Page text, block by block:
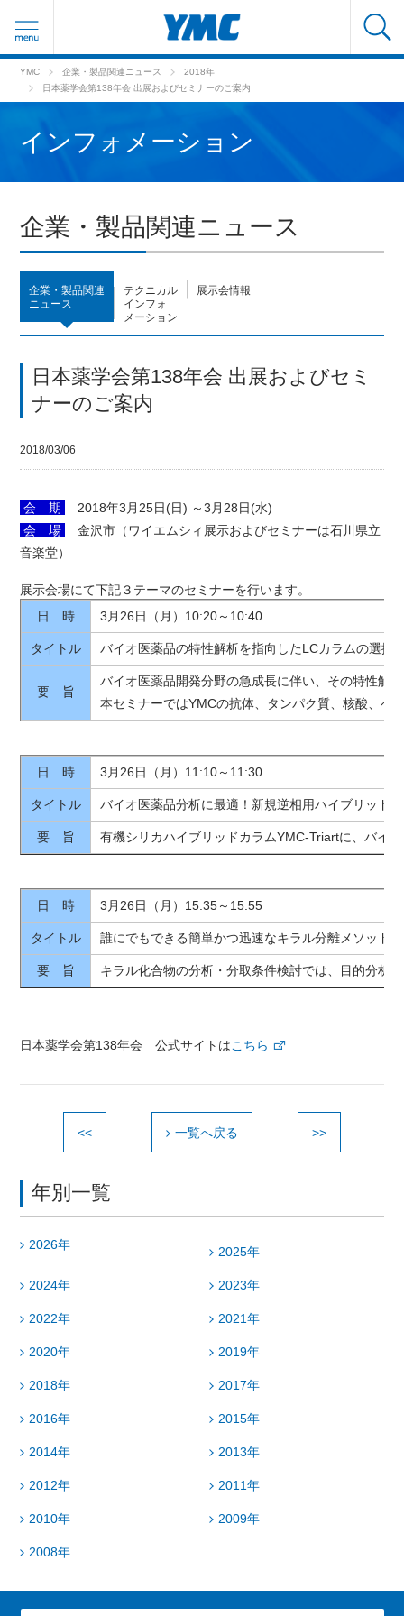
YMC 企業・製品関連ニュース
2018年
日本薬学会第138年会 出展およびセミナーのご案内
インフォメーション
企業・製品関連ニュース
企業・製品関連
ニュース
テクニカル
インフォ
メーション
展示会情報
日本薬学会第138年会 出展およびセミ
ナーのご案内
2018/03/06
会 期
2018年3月25日(日) ～3月28日(水)
会 場
金沢市（ワイエムシィ展示およびセミナーは石川県立
音楽堂）
展示会場にて下記３テーマのセミナーを行います。
日 時
3月26日（月）10:20～10:40
タイトル バイオ医薬品の特性解析を指向したLCカラムの選択
要 旨
バイオ医薬品開発分野の急成長に伴い、その特性解
本セミナーではYMCの抗体、タンパク質、核酸、ペ
日 時 3月26日（月）11:10～11:30
タイトル バイオ医薬品分析に最適！新規逆相用ハイブリッド
要 旨 有機シリカハイブリッドカラムYMC-Triartに、バイ
日 時 3月26日（月）15:35～15:55
タイトル 誰にでもできる簡単かつ迅速なキラル分離メソッド
要 旨 キラル化合物の分析・分取条件検討では、目的分析
日本薬学会第138年会 公式サイトはこちら
<< 一覧へ戻る >>
年別一覧
2026年 2025年
2024年 2023年
2022年 2021年
2020年 2019年
2018年 2017年
2016年 2015年
2014年 2013年
2012年 2011年
2010年 2009年
2008年